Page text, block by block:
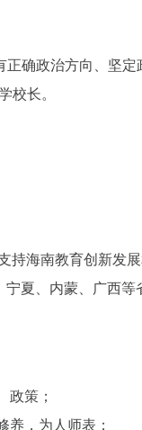
确政治方向、坚定
校长。
海南教育创新发
夏、内蒙、广西等
策；
，为人师表；